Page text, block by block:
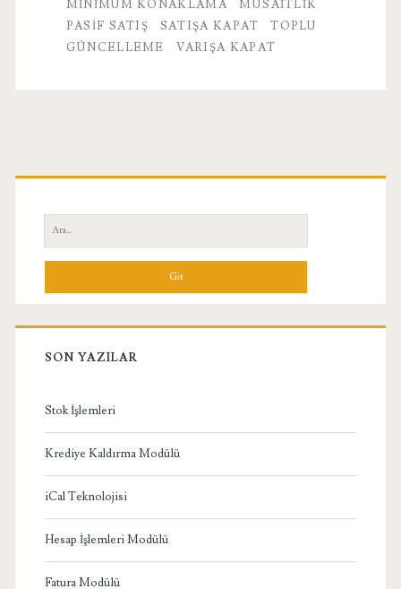
MINIMUM KONAKLAMA
MÜSAITLIK
PASIF SATIŞ
SATIŞA KAPAT
TOPLU
GÜNCELLEME
VARIŞA KAPAT
Birincil
Yan
Menü
Ara:
SON YAZILAR
Stok İşlemleri
Krediye Kaldırma Modülü
iCal Teknolojisi
Hesap İşlemleri Modülü
Fatura Modülü